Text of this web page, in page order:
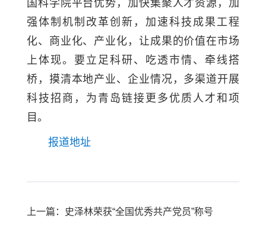
国科学院平台优势，加快集聚人才资源，加
强体制机制改革创新，加速科技成果工程
化、商业化、产业化，让成果的价值在市场
上体现。要立足科研、吃透市情、牵线搭
桥，摸清本地产业、企业情况，多渠道开展
科技招商，为青岛链接更多优质人才和项
目。
报道地址
上一篇：史泽林荣获“全国优秀共产党员”称号